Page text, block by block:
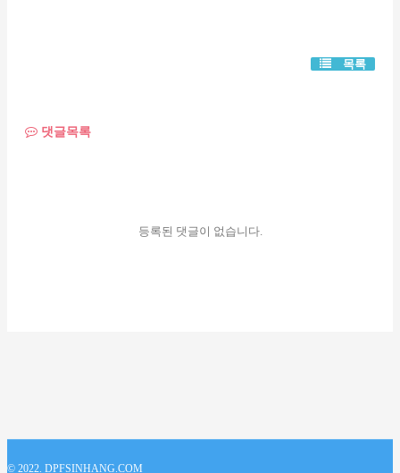
목록
댓글목록
등록된 댓글이 없습니다.
© 2022. DPFSINHANG.COM